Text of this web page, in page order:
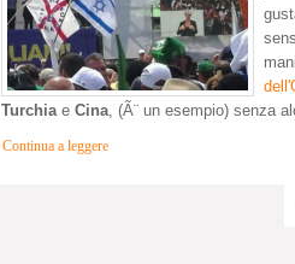
Turchiae Cina, (Ã¨ un esempio) senza
Continua a leggere